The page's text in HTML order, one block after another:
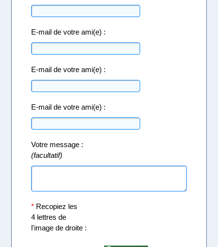
E-mail de votre ami(e) :
E-mail de votre ami(e) :
E-mail de votre ami(e) :
Votre message :
(facultatif)
* Recopiez les
4 lettres de
l'image de droite :